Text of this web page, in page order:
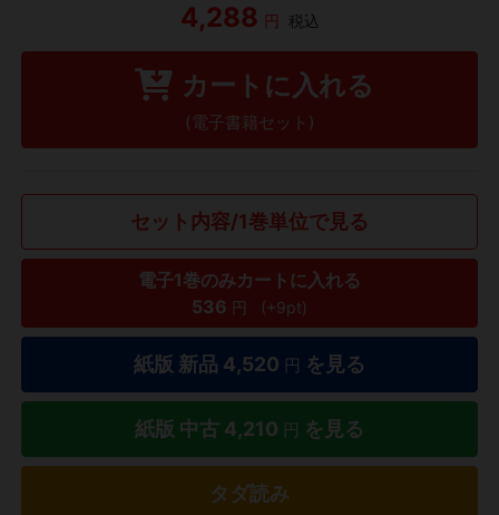
4,288 円 税込
カートに入れる
(電子書籍セット)
セット内容/1巻単位で見る
電子1巻のみカートに入れる
536 円 (+9pt)
紙版 新品 4,520 円 を見る
紙版 中古 4,210 円 を見る
タダ読み